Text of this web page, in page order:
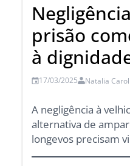
prisão
à
17/03/2025 Natalia
A negligência à
alternativa de
longevos precisam